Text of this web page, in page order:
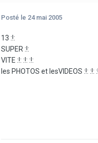
Posté le 24 mai 2005
13 :!:
SUPER :!:
VITE :!: :!: :!:
les PHOTOS et lesVIDEOS :!: :!: